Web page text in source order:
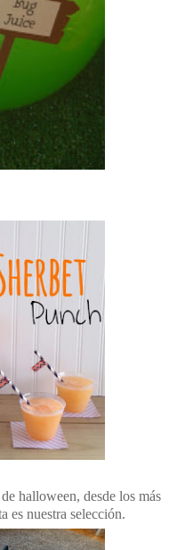
halloween, desde los más
es nuestra selección.